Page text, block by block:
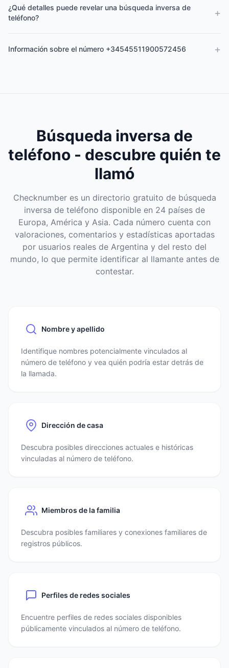
¿Qué detalles puede revelar una búsqueda inversa de
teléfono?
+
Información sobre el número +34545511900572456 +
Búsqueda inversa de
teléfono - descubre quién te
llamó
Checknumber es un directorio gratuito de búsqueda
inversa de teléfono disponible en 24 países de
Europa, América y Asia. Cada número cuenta con
valoraciones, comentarios y estadísticas aportadas
por usuarios reales de Argentina y del resto del
mundo, lo que permite identificar al llamante antes de
contestar.
Nombre y apellido
Identifique nombres potencialmente vinculados al
número de teléfono y vea quién podría estar detrás de
la llamada.
Dirección de casa
Descubra posibles direcciones actuales e históricas
vinculadas al número de teléfono.
Miembros de la familia
Descubra posibles familiares y conexiones familiares de
registros públicos.
Perfiles de redes sociales
Encuentre perfiles de redes sociales disponibles
públicamente vinculados al número de teléfono.